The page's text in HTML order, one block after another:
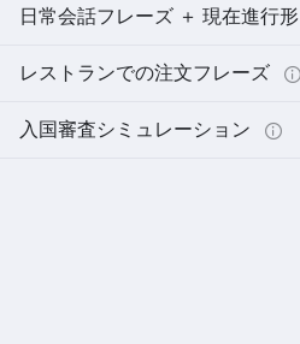
日常会話フレーズ ＋ 現在進行形
レストランでの注文フレーズ
入国審査シミュレーション